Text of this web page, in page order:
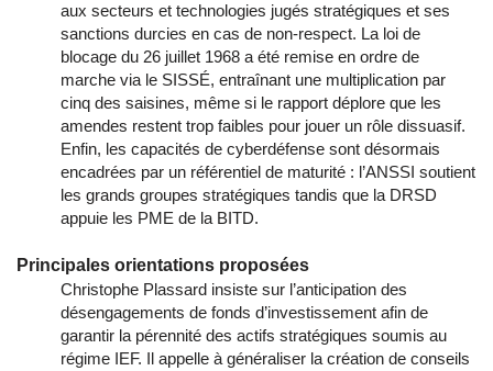
aux secteurs et technologies jugés stratégiques et ses
sanctions durcies en cas de non-respect. La loi de
blocage du 26 juillet 1968 a été remise en ordre de
marche via le SISSÉ, entraînant une multiplication par
cinq des saisines, même si le rapport déplore que les
amendes restent trop faibles pour jouer un rôle dissuasif.
Enfin, les capacités de cyberdéfense sont désormais
encadrées par un référentiel de maturité : l’ANSSI soutient
les grands groupes stratégiques tandis que la DRSD
appuie les PME de la BITD.
Principales orientations proposées
Christophe Plassard insiste sur l’anticipation des
désengagements de fonds d’investissement afin de
garantir la pérennité des actifs stratégiques soumis au
régime IEF. Il appelle à généraliser la création de conseils